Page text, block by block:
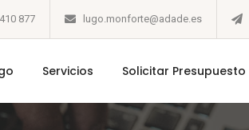
877 lugo.monforte@adade.es
Servicios Solicitar Presupuesto